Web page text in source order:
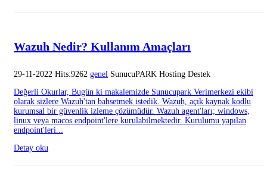
Wazuh Nedir? Kullanım Amaçları
29-11-2022 Hits:9262 genel SunucuPARK Hosting Destek
Değerli Okurlar, Bugün ki makalemizde Sunucupark Verimerkezi ekibi
olarak sizlere Wazuh'tan bahsetmek istedik. Wazuh, açık kaynak kodlu
kurumsal bir güvenlik izleme çözümüdür. Wazuh agent'ları; windows,
linux veya macos endpoint'lere kurulabilmektedir. Kurulumu yapılan
endpoint'leri...
Detay oku